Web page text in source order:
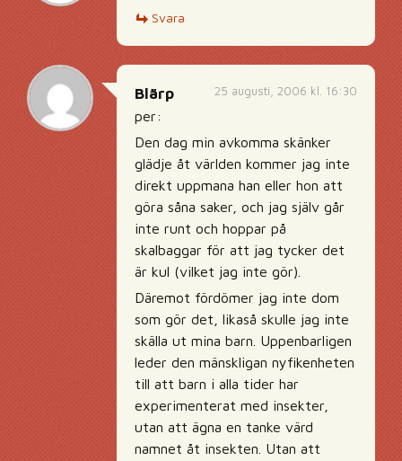
Svara
25 augusti, 2006 kl. 16:30
Blärp
per:
Den dag min avkomma skänker
glädje åt världen kommer jag inte
direkt uppmana han eller hon att
göra såna saker, och jag själv går
inte runt och hoppar på
skalbaggar för att jag tycker det
är kul (vilket jag inte gör).
Däremot fördömer jag inte dom
som gör det, likaså skulle jag inte
skälla ut mina barn. Uppenbarligen
leder den mänskligan nyfikenheten
till att barn i alla tider har
experimenterat med insekter,
utan att ägna en tanke värd
namnet åt insekten. Utan att